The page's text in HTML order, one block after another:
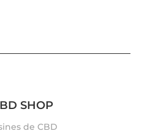
SHOP
de CBD